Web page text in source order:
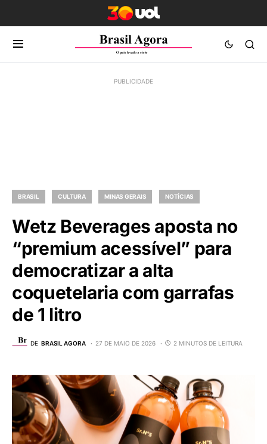
BRASIL CULTURA MINAS GERAIS NOTÍCIAS
Wetz Beverages aposta no
“premium acessível” para
democratizar a alta
coquetelaria com garrafas
de 1 litro
DE BRASIL AGORA 27 DE MAIO DE 2026 2 MINUTOS DE LEITURA